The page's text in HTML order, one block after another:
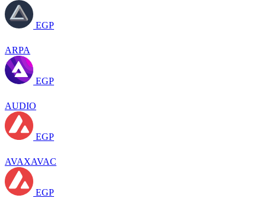
EGP
ARPA
EGP
AUDIO
EGP
AVAXAVAC
EGP